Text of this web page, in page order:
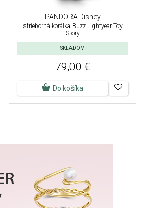
PANDORA Disney
strieborná korálka Buzz Lightyear Toy
Story
SKLADOM
79,00 €
Do košíka